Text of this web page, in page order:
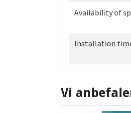
Availability of
Installation
Vi